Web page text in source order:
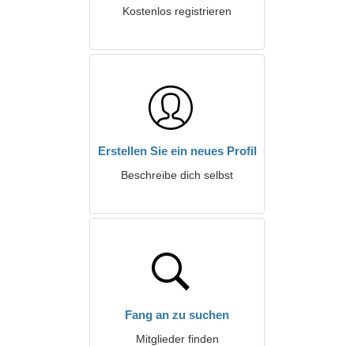
Kostenlos registrieren
Erstellen Sie ein neues Profil
Beschreibe dich selbst
Fang an zu suchen
Mitglieder finden